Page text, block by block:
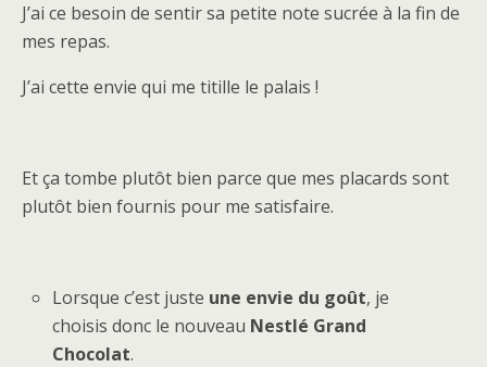
J’ai ce besoin de sentir sa petite note sucrée à la fin de
mes repas.
J’ai cette envie qui me titille le palais !
Et ça tombe plutôt bien parce que mes placards sont
plutôt bien fournis pour me satisfaire.
Lorsque c’est juste une envie du goût, je
choisis donc le nouveau Nestlé Grand
Chocolat.